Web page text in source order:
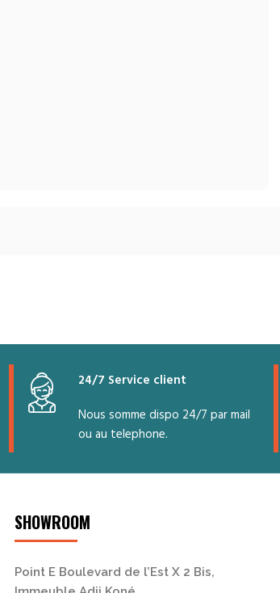
24/7 Service client
Nous somme dispo 24/7 par mail
ou au telephone.
SHOWROOM
Point E Boulevard de l’Est X 2 Bis,